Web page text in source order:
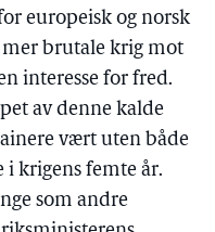
europeisk og norsk
mer brutale krig mot
interesse for fred.
av denne kalde
vært uten både
i krigens femte år.
som andre